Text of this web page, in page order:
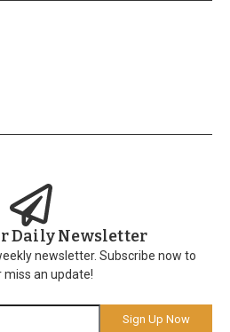
Daily Newsletter
newsletter. Subscribe now to
miss an update!